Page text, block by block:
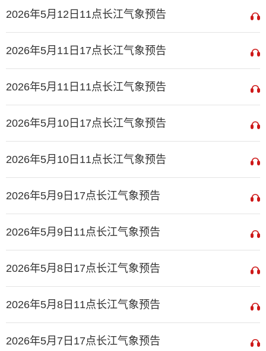
2026年5月12日11点长江气象预告
2026年5月11日17点长江气象预告
2026年5月11日11点长江气象预告
2026年5月10日17点长江气象预告
2026年5月10日11点长江气象预告
2026年5月9日17点长江气象预告
2026年5月9日11点长江气象预告
2026年5月8日17点长江气象预告
2026年5月8日11点长江气象预告
2026年5月7日17点长江气象预告